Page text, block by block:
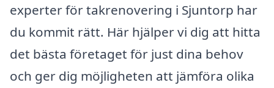
experter för takrenovering i Sjuntorp har
du kommit rätt. Här hjälper vi dig att hitta
det bästa företaget för just dina behov
och ger dig möjligheten att jämföra olika